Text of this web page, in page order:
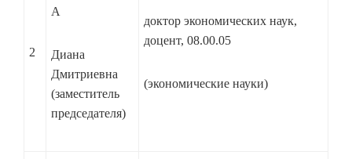
2
А
Диана
Дмитриевна
(заместитель
председателя)
доктор экономических наук,
доцент, 08.00.05
(экономические науки)